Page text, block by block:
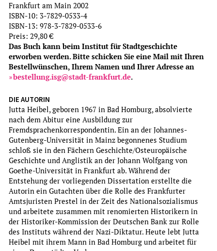
Frankfurt am Main 2002
ISBN-10: 3-7829-0533-4
ISBN-13: 978-3-7829-0533-6
Preis: 29,80 €
Das Buch kann beim Institut für Stadtgeschichte
erworben werden. Bitte schicken Sie eine Mail mit Ihren
Bestellwünschen, Ihrem Namen und Ihrer Adresse an
bestellung.isg@stadt-frankfurt.de.
DIE AUTORIN
Jutta Heibel, geboren 1967 in Bad Homburg, absolvierte
nach dem Abitur eine Ausbildung zur
Fremdsprachenkorrespondentin. Ein an der Johannes-
Gutenberg-Universität in Mainz begonnenes Studium
schloß sie in den Fächern Geschichte/Osteuropäische
Geschichte und Anglistik an der Johann Wolfgang von
Goethe-Universität in Frankfurt ab. Während der
Entstehung der vorliegenden Dissertation erstellte die
Autorin ein Gutachten über die Rolle des Frankfurter
Amtsjuristen Prestel in der Zeit des Nationalsozialismus
und arbeitete zusammen mit renomierten Historikern in
der Historiker-Kommission der Deutschen Bank zur Rolle
des Instituts während der Nazi-Diktatur. Heute lebt Jutta
Heibel mit ihrem Mann in Bad Homburg und arbeitet für
Franziska Kiermeier, Maike Brüggen, Anja Heuß
„ZUM ERSTEN, ZUM ZWEITEN, ZUM DRITTEN“
DAS AUKTIONSHAUS RUDOLF BANGEL IN FRANKFURT AM
MAIN (1873-1929)
Archiv für Frankfurts Geschichte und Kunst, Band 81
mehr